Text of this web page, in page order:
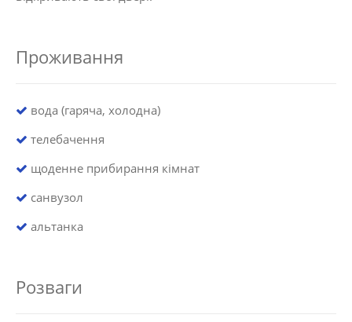
Проживання
вода (гаряча, холодна)
телебачення
щоденне прибирання кімнат
санвузол
альтанка
Розваги